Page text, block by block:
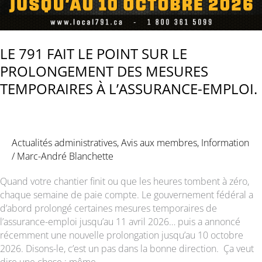
LE 791 FAIT LE POINT SUR LE
PROLONGEMENT DES MESURES
TEMPORAIRES À L’ASSURANCE-EMPLOI.
Actualités administratives,Avis aux membres, Information
/Marc-André Blanchette
Quand votre chantier finit ou que les heures tombent à zéro,
chaque semaine de paie compte. Le gouvernement fédéral a
d’abord prolongé certaines mesures temporaires de
l’assurance-emploi jusqu’au 11 avril 2026… puis a annoncé
récemment une nouvelle prolongation jusqu’au 10 octobre
2026. Disons-le, c’est un pas dans la bonne direction. Ça veut